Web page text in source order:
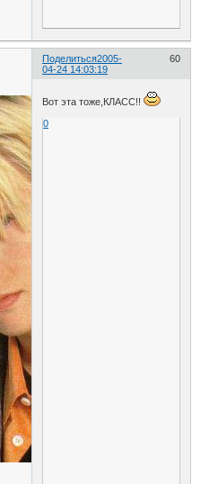
Поделиться 60
2005-
04-24 14:03:19
Вот эта тоже,КЛАСС!!
0